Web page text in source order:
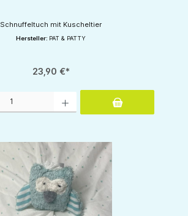
Schnuffeltuch mit Kuscheltier
Hersteller: PAT & PATTY
23,90 €*